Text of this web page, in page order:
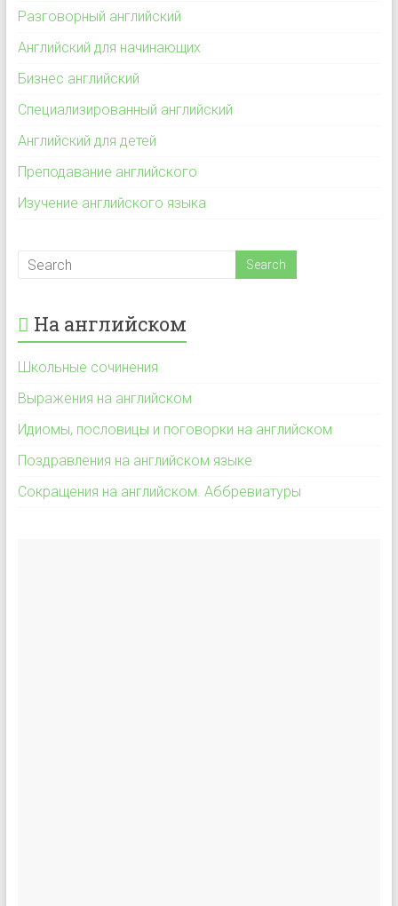
Разговорный английский
Английский для начинающих
Бизнес английский
Специализированный английский
Английский для детей
Преподавание английского
Изучение английского языка
На английском
Школьные сочинения
Выражения на английском
Идиомы, пословицы и поговорки на английском
Поздравления на английском языке
Сокращения на английском. Аббревиатуры